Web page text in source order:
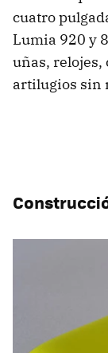
cuatro
Lumia 920 y
uñas, relojes,
artilugios sin